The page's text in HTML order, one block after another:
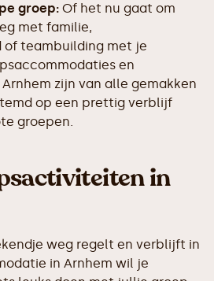
groep: Of het nu gaat om
met familie,
of teambuilding met je
en
zijn van alle gemakken
op een prettig verblijf
groepen.
in
weg regelt en verblijft in
in Arnhem wil je